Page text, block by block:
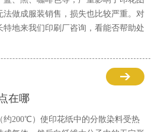
法做成服装销售，损失也比较严重。对
地来我们印刷厂咨询，看能否帮助处
在哪
约200℃）使印花纸中的分散染料受热